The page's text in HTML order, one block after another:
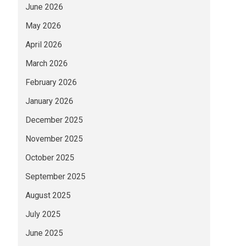
June 2026
May 2026
April 2026
March 2026
February 2026
January 2026
December 2025
November 2025
October 2025
September 2025
August 2025
July 2025
June 2025